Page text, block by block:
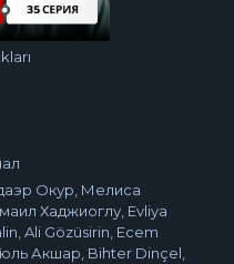
Окур, Мелиса
Хаджиоглу, Evliya
Ali Gözüsirin, Ecem
Акшар, Bihter Dinçel,